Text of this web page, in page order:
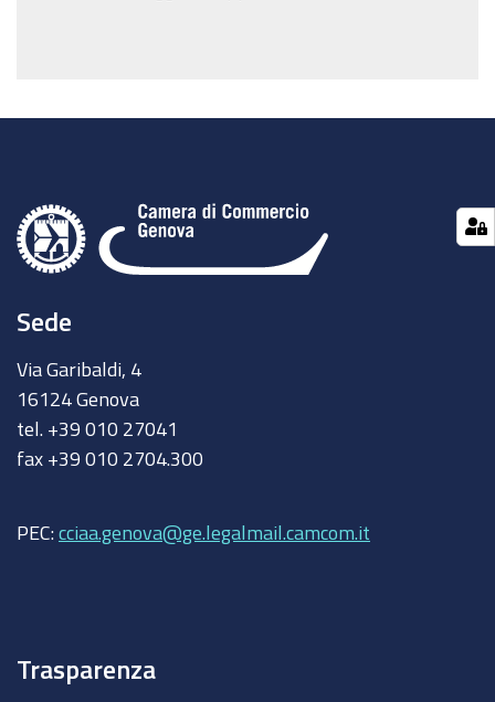
Sede
Via Garibaldi, 4
16124 Genova
tel. +39 010 27041
fax +39 010 2704.300
PEC: cciaa.genova@ge.legalmail.camcom.it
Trasparenza